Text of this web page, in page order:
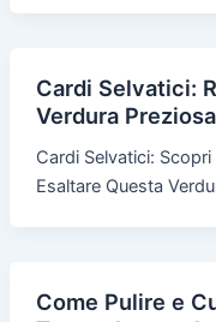
Cardi Selvatici:
Verdura Preziosa
Cardi Selvatici:
Esaltare Questa
Come Pulire e